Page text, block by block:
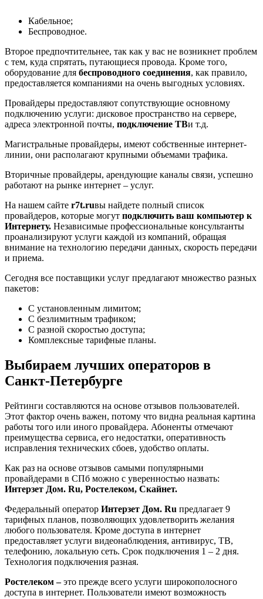
Кабельное;
Беспроводное.
Второе предпочтительнее, так как у вас не возникнет проблем
с тем, куда спрятать, путающиеся провода. Кроме того,
оборудование для беспроводного соединения, как правило,
предоставляется компаниями на очень выгодных условиях.
Провайдеры предоставляют сопутствующие основному
подключению услуги: дисковое пространство на сервере,
адреса электронной почты, подключение ТВи т.д.
Магистральные провайдеры, имеют собственные интернет-
линии, они располагают крупными объемами трафика.
Вторичные провайдеры, арендующие каналы связи, успешно
работают на рынке интернет – услуг.
На нашем сайте r7t.ruвы найдете полный список
провайдеров, которые могут подключить ваш компьютер к
Интернету. Независимые профессиональные консультанты
проанализируют услуги каждой из компаний, обращая
внимание на технологию передачи данных, скорость передачи
и приема.
Сегодня все поставщики услуг предлагают множество разных
пакетов:
С установленным лимитом;
С безлимитным трафиком;
С разной скоростью доступа;
Комплексные тарифные планы.
Выбираем лучших операторов в
Санкт-Петербурге
Рейтинги составляются на основе отзывов пользователей.
Этот фактор очень важен, потому что видна реальная картина
работы того или иного провайдера. Абоненты отмечают
преимущества сервиса, его недостатки, оперативность
исправления технических сбоев, удобство оплаты.
Как раз на основе отзывов самыми популярными
провайдерами в СПб можно с уверенностью назвать:
Интерзет Дом. Ru, Ростелеком, Скайнет.
Федеральный оператор Интерзет Дом. Ru предлагает 9
тарифных планов, позволяющих удовлетворить желания
любого пользователя. Кроме доступа в интернет
предоставляет услуги видеонаблюдения, антивирус, ТВ,
телефонию, локальную сеть. Срок подключения 1 – 2 дня.
Технология подключения разная.
Ростелеком –это прежде всего услуги широкополосного
доступа в интернет. Пользователи имеют возможность